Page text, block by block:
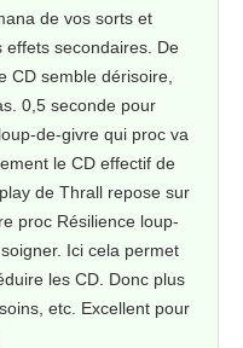
de vos sorts et
effets secondaires. De
CD semble dérisoire,
0,5 seconde pour
de-givre qui proc va
le CD effectif de
de Thrall repose sur
proc Résilience loup-
Ici cela permet
les CD. Donc plus
etc. Excellent pour